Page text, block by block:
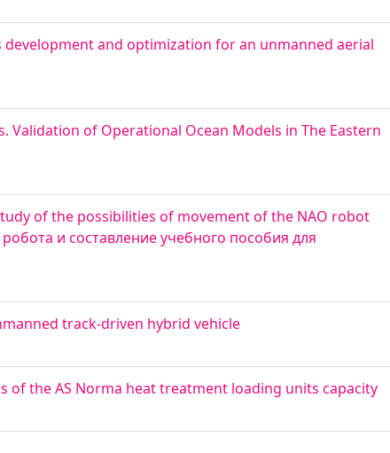
and optimization for an unmanned aerial
of Operational Ocean Models in The Eastern
of the possibilities of movement of the NAO robot
и составление учебного пособия для
track-driven hybrid vehicle
of the AS Norma heat treatment loading units capacity